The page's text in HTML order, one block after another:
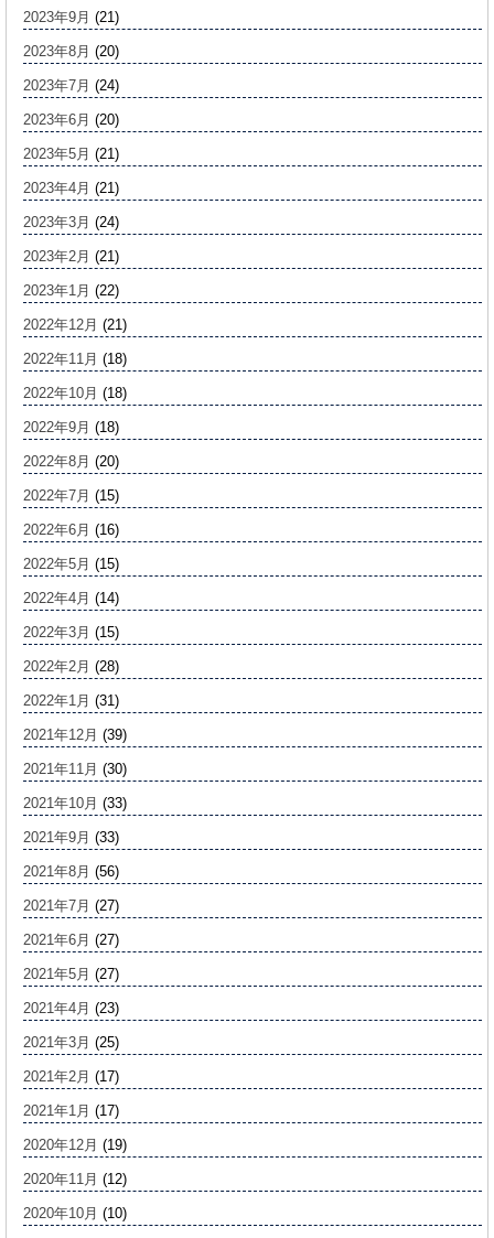
2023年9月 (21)
2023年8月 (20)
2023年7月 (24)
2023年6月 (20)
2023年5月 (21)
2023年4月 (21)
2023年3月 (24)
2023年2月 (21)
2023年1月 (22)
2022年12月 (21)
2022年11月 (18)
2022年10月 (18)
2022年9月 (18)
2022年8月 (20)
2022年7月 (15)
2022年6月 (16)
2022年5月 (15)
2022年4月 (14)
2022年3月 (15)
2022年2月 (28)
2022年1月 (31)
2021年12月 (39)
2021年11月 (30)
2021年10月 (33)
2021年9月 (33)
2021年8月 (56)
2021年7月 (27)
2021年6月 (27)
2021年5月 (27)
2021年4月 (23)
2021年3月 (25)
2021年2月 (17)
2021年1月 (17)
2020年12月 (19)
2020年11月 (12)
2020年10月 (10)